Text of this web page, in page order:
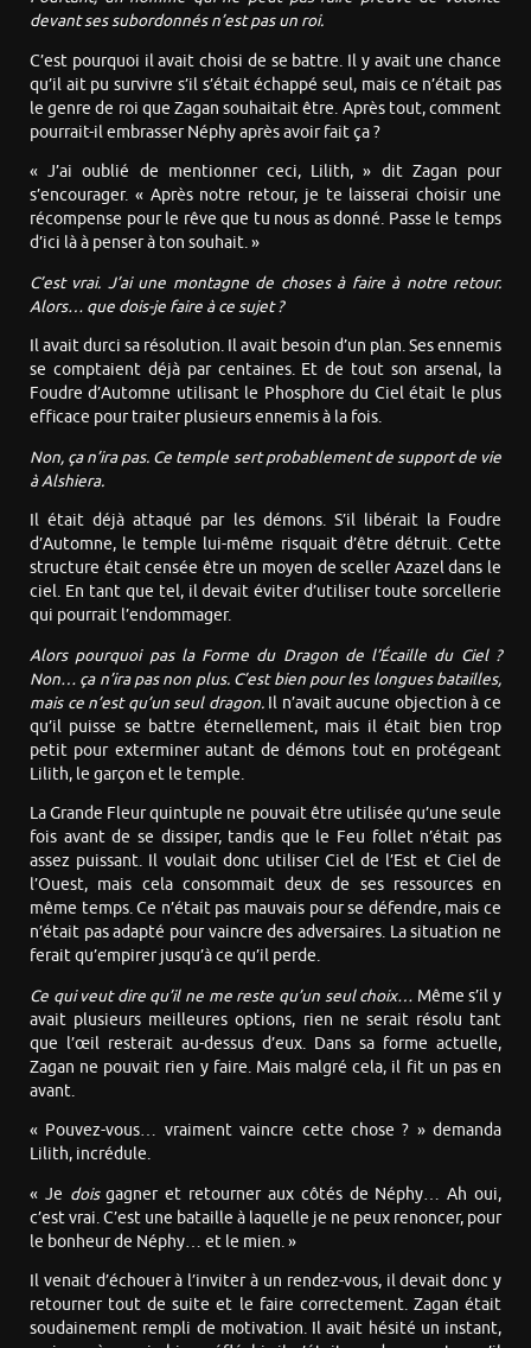
devant ses subordonnés n’est pas un roi.
C’est pourquoi il avait choisi de se battre. Il y avait une chance
qu’il ait pu survivre s’il s’était échappé seul, mais ce n’était pas
le genre de roi que Zagan souhaitait être. Après tout, comment
pourrait-il embrasser Néphy après avoir fait ça ?
« J’ai oublié de mentionner ceci, Lilith, » dit Zagan pour
s’encourager. « Après notre retour, je te laisserai choisir une
récompense pour le rêve que tu nous as donné. Passe le temps
d’ici là à penser à ton souhait. »
C’est vrai. J’ai une montagne de choses à faire à notre retour.
Alors… que dois-je faire à ce sujet ?
Il avait durci sa résolution. Il avait besoin d’un plan. Ses ennemis
se comptaient déjà par centaines. Et de tout son arsenal, la
Foudre d’Automne utilisant le Phosphore du Ciel était le plus
efficace pour traiter plusieurs ennemis à la fois.
Non, ça n’ira pas. Ce temple sert probablement de support de vie
à Alshiera.
Il était déjà attaqué par les démons. S’il libérait la Foudre
d’Automne, le temple lui-même risquait d’être détruit. Cette
structure était censée être un moyen de sceller Azazel dans le
ciel. En tant que tel, il devait éviter d’utiliser toute sorcellerie
qui pourrait l’endommager.
Alors pourquoi pas la Forme du Dragon de l’Écaille du Ciel ?
Non… ça n’ira pas non plus. C’est bien pour les longues batailles,
mais ce n’est qu’un seul dragon.Il n’avait aucune objection à ce
qu’il puisse se battre éternellement, mais il était bien trop
petit pour exterminer autant de démons tout en protégeant
Lilith, le garçon et le temple.
La Grande Fleur quintuple ne pouvait être utilisée qu’une seule
fois avant de se dissiper, tandis que le Feu follet n’était pas
assez puissant. Il voulait donc utiliser Ciel de l’Est et Ciel de
l’Ouest, mais cela consommait deux de ses ressources en
même temps. Ce n’était pas mauvais pour se défendre, mais ce
n’était pas adapté pour vaincre des adversaires. La situation ne
ferait qu’empirer jusqu’à ce qu’il perde.
Ce qui veut dire qu’il ne me reste qu’un seul choix… Même s’il y
avait plusieurs meilleures options, rien ne serait résolu tant
que l’œil resterait au-dessus d’eux. Dans sa forme actuelle,
Zagan ne pouvait rien y faire. Mais malgré cela, il fit un pas en
avant.
« Pouvez-vous… vraiment vaincre cette chose ? » demanda
Lilith, incrédule.
« Je doisgagner et retourner aux côtés de Néphy… Ah oui,
c’est vrai. C’est une bataille à laquelle je ne peux renoncer, pour
le bonheur de Néphy… et le mien. »
Il venait d’échouer à l’inviter à un rendez-vous, il devait donc y
retourner tout de suite et le faire correctement. Zagan était
soudainement rempli de motivation. Il avait hésité un instant,